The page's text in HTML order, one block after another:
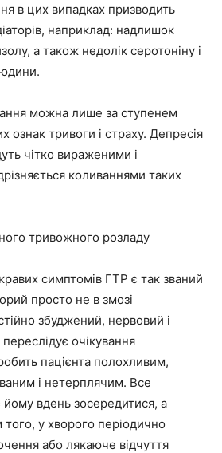
в цих випадках призводить
наприклад: надлишок
а також недолік серотоніну і
можна лише за ступенем
ознак тривоги і страху. Депресія
чітко вираженими і
коливаннями таких
тривожного розладу
симптомів ГТР є так званий
просто не в змозі
збуджений, нервовий і
очікування
пацієнта полохливим,
і нетерплячим. Все
вдень зосередитися, а
того, у хворого періодично
або лякаюче відчуття